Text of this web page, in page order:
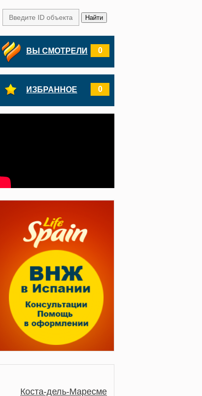
ВЫ СМОТРЕЛИ 0
ИЗБРАННОЕ 0
Коста-дель-Маресме